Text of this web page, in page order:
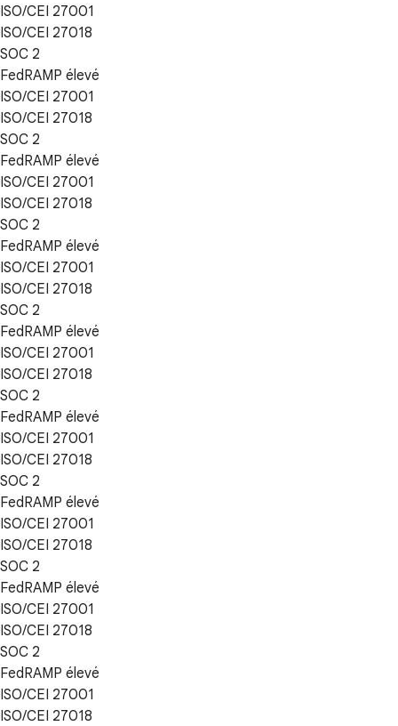
ISO/CEI 27001
ISO/CEI 27018
SOC 2
FedRAMP élevé
ISO/CEI 27001
ISO/CEI 27018
SOC 2
FedRAMP élevé
ISO/CEI 27001
ISO/CEI 27018
SOC 2
FedRAMP élevé
ISO/CEI 27001
ISO/CEI 27018
SOC 2
FedRAMP élevé
ISO/CEI 27001
ISO/CEI 27018
SOC 2
FedRAMP élevé
ISO/CEI 27001
ISO/CEI 27018
SOC 2
FedRAMP élevé
ISO/CEI 27001
ISO/CEI 27018
SOC 2
FedRAMP élevé
ISO/CEI 27001
ISO/CEI 27018
SOC 2
FedRAMP élevé
ISO/CEI 27001
ISO/CEI 27018